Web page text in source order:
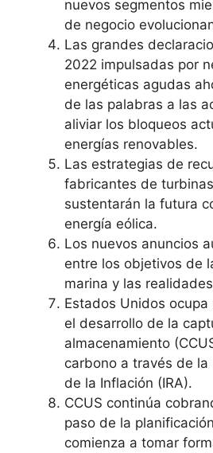
nuevos segmentos
de negocio
Las grandes
2022 impulsadas por
energéticas agudas
de las palabras a las
aliviar los bloqueos
energías renovables.
Las estrategias de
fabricantes de
sustentarán la futura
energía eólica.
Los nuevos anuncios
entre los objetivos de
marina y las
Estados Unidos
el desarrollo de la
almacenamiento
carbono a través de la
de la Inflación (IRA).
CCUS continúa
paso de la
comienza a tomar